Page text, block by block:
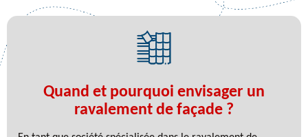
Quand et pourquoi envisager un
ravalement de façade ?